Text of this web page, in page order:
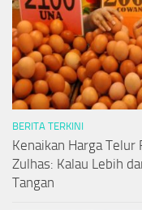
BERITA TERKINI
Kenaikan Harga Telur
Zulhas: Kalau Lebih
Tangan